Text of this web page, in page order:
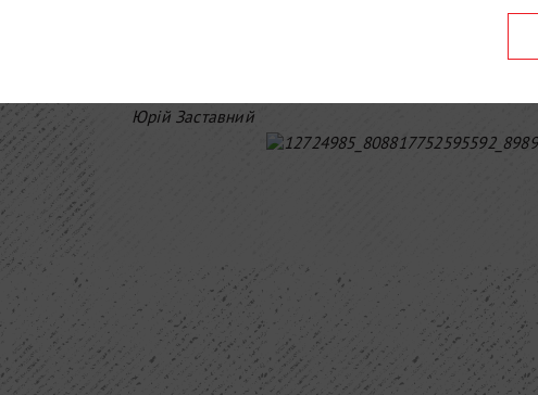
переважно слабо обізнана, повна апломбу і
ставлять питання, приїжджають на виробництво,
цієї спільноти, крім легкого спонтанного тролінгу.
Юрій Заставний